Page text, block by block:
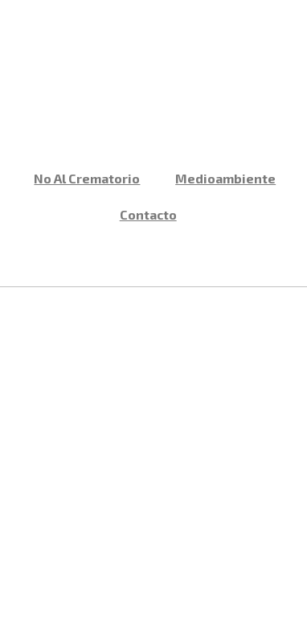
No Al Crematorio Medioambiente
Contacto